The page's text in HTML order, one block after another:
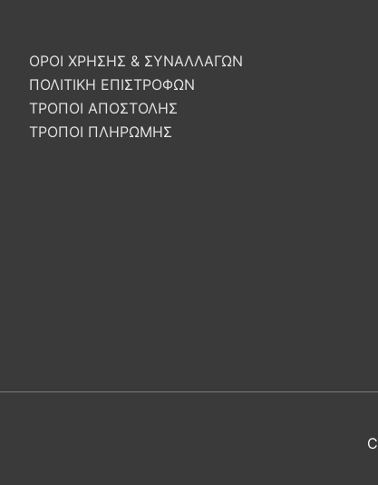
ΟΡΟΙ ΧΡΗΣΗΣ & ΣΥΝΑΛΛΑΓΩΝ
ΠΟΛΙΤΙΚΗ ΕΠΙΣΤΡΟΦΩΝ
ΤΡΟΠΟΙ ΑΠΟΣΤΟΛΗΣ
ΤΡΟΠΟΙ ΠΛΗΡΩΜΗΣ